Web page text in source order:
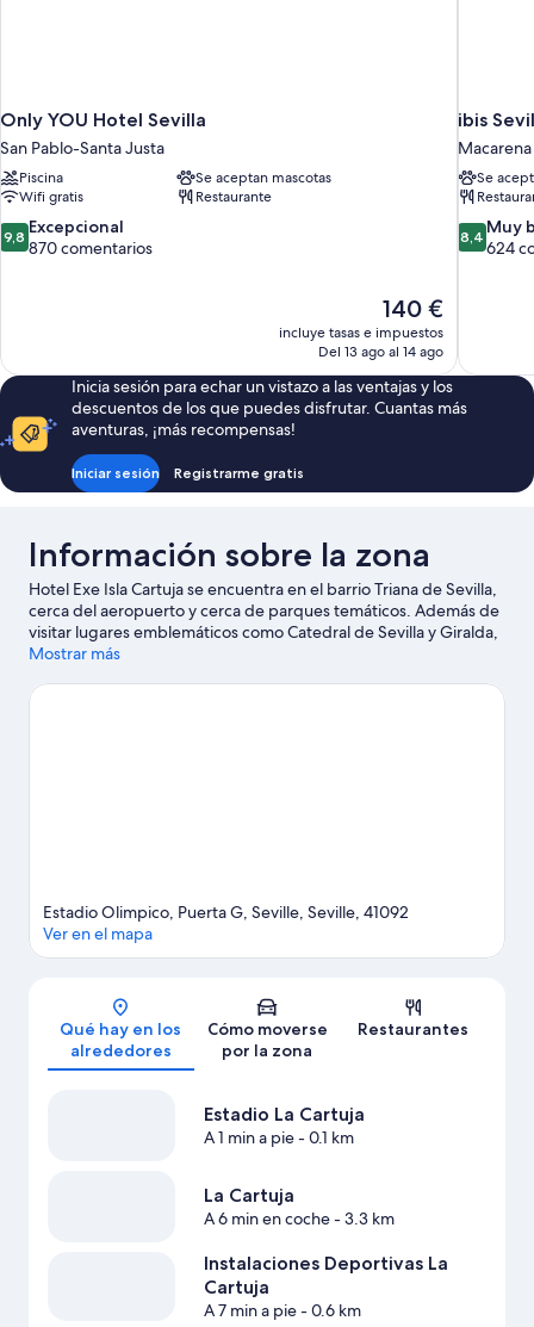
Only YOU Hotel Sevilla
San Pablo-Santa Justa
Piscina
Se aceptan mascotas
Wifi gratis
Restaurante
9.8
sobre
9,8 Excepcional
870 comentarios
El
precio
actual
de
140 €
140 €
incluye tasas e impuestos
Del 13 ago al 14 ago
ibis
Se
8.4
sobre
8,4 Muy
624
Inicia sesión para echar un vistazo a las ventajas y los
descuentos de los que puedes disfrutar. Cuantas más
aventuras, ¡más recompensas!
Iniciar sesión Registrarme gratis
Información sobre la zona
Hotel Exe Isla Cartuja se encuentra en el barrio Triana de Sevilla,
cerca del aeropuerto y cerca de parques temáticos. Además de
visitar lugares emblemáticos como Catedral de Sevilla y Giralda,
podrás dar rienda suelta a tu pasión por las compras en Centro
especial? Puedes buscar el calendario de Estadio La Cartuja.
Mostrar más
Mapa
Estadio Olimpico, Puerta G, Seville, Seville, 41092
Ver en el mapa
Qué hay en los
alrededores
Cómo moverse
por la zona
Restaurantes
Estadio La Cartuja
A 1 min a pie- 0.1 km
La Cartuja
A 6 min en coche- 3.3 km
Instalaciones Deportivas La
Cartuja
A 7 min a pie- 0.6 km